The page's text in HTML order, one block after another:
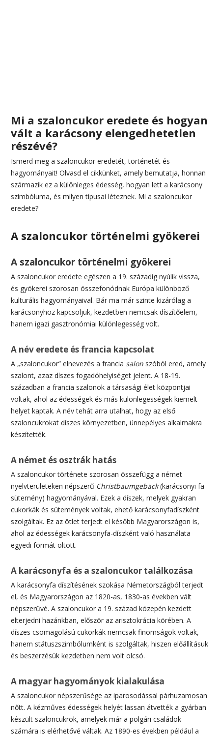
Mi a szaloncukor eredete és hogyan
vált a karácsony elengedhetetlen
részévé?
Ismerd meg a szaloncukor eredetét, történetét és
hagyományait! Olvasd el cikkünket, amely bemutatja, honnan
származik ez a különleges édesség, hogyan lett a karácsony
szimbóluma, és milyen típusai léteznek. Mi a szaloncukor
eredete?
A szaloncukor történelmi gyökerei
A szaloncukor történelmi gyökerei
A szaloncukor eredete egészen a 19. századig nyúlik vissza,
és gyökerei szorosan összefonódnak Európa különböző
kulturális hagyományaival. Bár ma már szinte kizárólag a
karácsonyhoz kapcsoljuk, kezdetben nemcsak díszítőelem,
hanem igazi gasztronómiai különlegesség volt.
A név eredete és francia kapcsolat
A „szaloncukor” elnevezés a francia salon szóból ered, amely
szalont, azaz díszes fogadóhelyiséget jelent. A 18-19.
században a francia szalonok a társasági élet központjai
voltak, ahol az édességek és más különlegességek kiemelt
helyet kaptak. A név tehát arra utalhat, hogy az első
szaloncukrokat díszes környezetben, ünnepélyes alkalmakra
készítették.
A német és osztrák hatás
A szaloncukor története szorosan összefügg a német
nyelvterületeken népszerű Christbaumgebäck(karácsonyi fa
sütemény) hagyományával. Ezek a díszek, melyek gyakran
cukorkák és sütemények voltak, ehető karácsonyfadíszként
szolgáltak. Ez az ötlet terjedt el később Magyarországon is,
ahol az édességek karácsonyfa-díszként való használata
egyedi formát öltött.
A karácsonyfa és a szaloncukor találkozása
A karácsonyfa díszítésének szokása Németországból terjedt
el, és Magyarországon az 1820-as, 1830-as években vált
népszerűvé. A szaloncukor a 19. század közepén kezdett
elterjedni hazánkban, először az arisztokrácia körében. A
díszes csomagolású cukorkák nemcsak finomságok voltak,
hanem státuszszimbólumként is szolgáltak, hiszen előállításuk
és beszerzésük kezdetben nem volt olcsó.
A magyar hagyományok kialakulása
A szaloncukor népszerűsége az iparosodással párhuzamosan
nőtt. A kézműves édességek helyét lassan átvették a gyárban
készült szaloncukrok, amelyek már a polgári családok
számára is elérhetővé váltak. Az 1890-es években például a